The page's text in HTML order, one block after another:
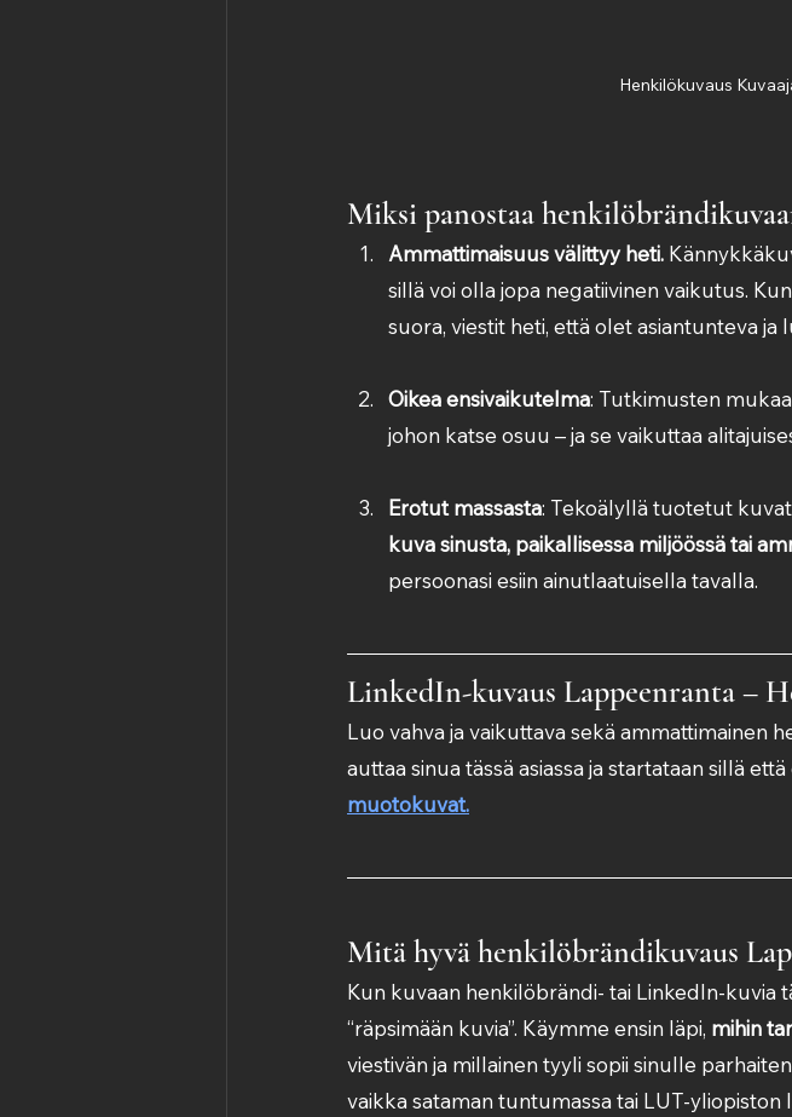
Henkilökuvaus
Miksi panostaa
Ammattimaisuus välittyy heti.
sillä voi olla jopa negatiivinen vaikutus.
suora, viestit heti, että olet asiantunteva ja
Oikea ensivaikutelma: Tutkimusten
johon katse osuu – ja se vaikuttaa
Erotut massasta: Tekoälyllä tuotetut
kuva sinusta, paikallisessa miljöössä tai
persoonasi esiin ainutlaatuisella tavalla.
LinkedIn-kuvaus Lappeenranta –
Luo vahva ja vaikuttava sekä ammattimainen
auttaa sinua tässä asiassa ja startataan sillä
muotokuvat.
Mitä hyvä henkilöbrändikuvaus
Kun kuvaan henkilöbrändi- tai LinkedIn-kuvia
“räpsimään kuvia”. Käymme ensin läpi, mihin
viestivän ja millainen tyyli sopii sinulle
vaikka sataman tuntumassa tai LUT-yliopiston